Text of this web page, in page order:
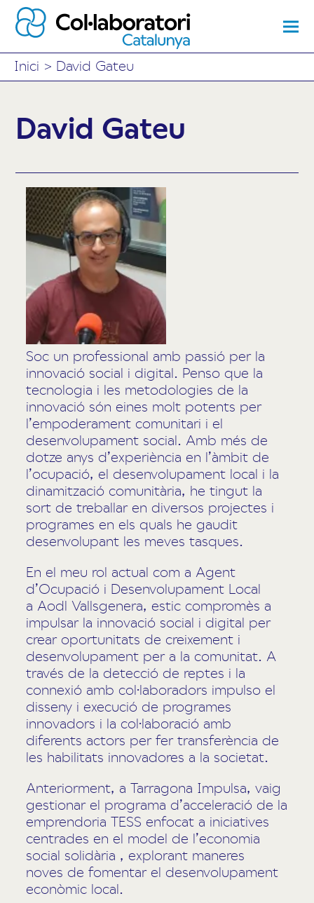
Inici > David Gateu
David Gateu
Soc un professional amb passió per la
innovació social i digital. Penso que la
tecnologia i les metodologies de la
innovació són eines molt potents per
l’empoderament comunitari i el
desenvolupament social. Amb més de
dotze anys d’experiència en l’àmbit de
l’ocupació, el desenvolupament local i la
dinamització comunitària, he tingut la
sort de treballar en diversos projectes i
programes en els quals he gaudit
desenvolupant les meves tasques.
En el meu rol actual com a Agent
d’Ocupació i Desenvolupament Local
a Aodl Vallsgenera, estic compromès a
impulsar la innovació social i digital per
crear oportunitats de creixement i
desenvolupament per a la comunitat. A
través de la detecció de reptes i la
connexió amb col·laboradors impulso el
disseny i execució de programes
innovadors i la col·laboració amb
diferents actors per fer transferència de
les habilitats innovadores a la societat.
Anteriorment, a Tarragona Impulsa, vaig
gestionar el programa d’acceleració de la
emprendoria TESS enfocat a iniciatives
centrades en el model de l’economia
social solidària , explorant maneres
noves de fomentar el desenvolupament
econòmic local.